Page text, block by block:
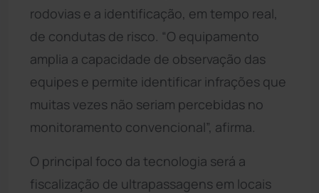
rodovias e a identificação, em tempo real,
de condutas de risco. “O equipamento
amplia a capacidade de observação das
equipes e permite identificar infrações que
muitas vezes não seriam percebidas no
monitoramento convencional”, afirma.
O principal foco da tecnologia será a
fiscalização de ultrapassagens em locais